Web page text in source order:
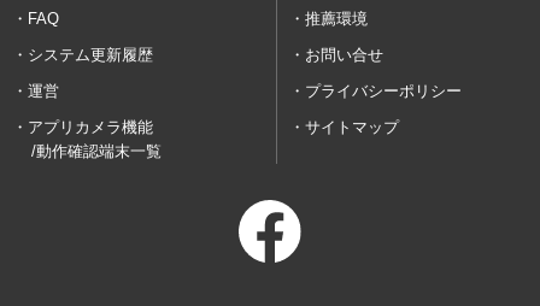
FAQ
推薦環境
システム更新履歴
お問い合せ
運営
プライバシーポリシー
アプリカメラ機能
/動作確認端末一覧
サイトマップ